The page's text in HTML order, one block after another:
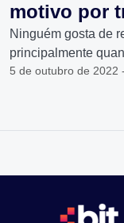
motivo por
Ninguém gosta de
principalmente
5 de outubro de 2022